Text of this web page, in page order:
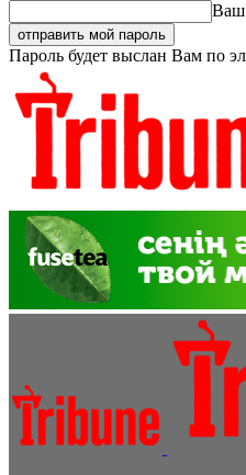
Ваш
Пароль будет выслан Вам по